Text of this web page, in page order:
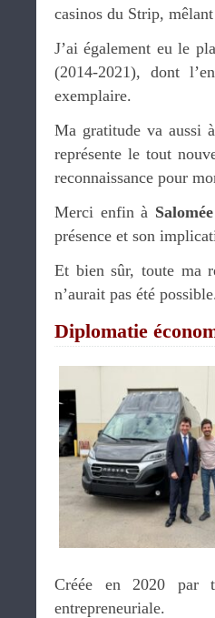
casinos du Strip,
J’ai également eu le
(2014-2021), dont
exemplaire.
Ma gratitude va aussi à
représente le tout
reconnaissance pour
Merci enfin à
présence et son
Et bien sûr, toute ma
n’aurait pas été
Diplomatie
Créée en 2020 par
entrepreneuriale.